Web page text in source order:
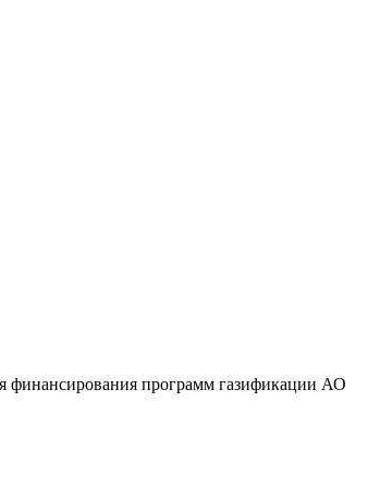
финансирования программ газификации АО